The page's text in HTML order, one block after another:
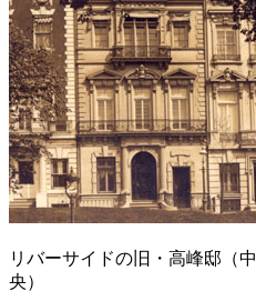
リバーサイドの旧・高峰邸（中
央）